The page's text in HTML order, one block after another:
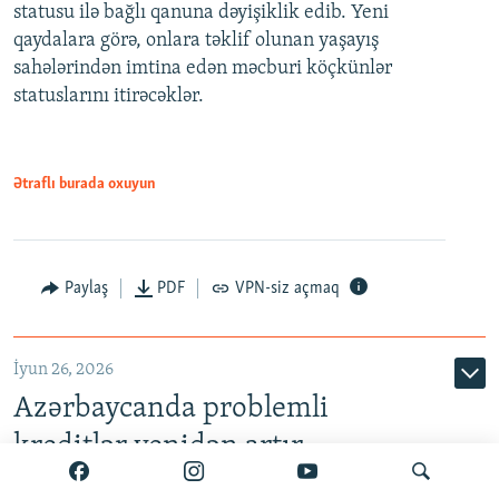
Auto 240p 360p 480p
720p 1080p
480p
720p
statusu ilə bağlı qanuna dəyişiklik edib. Yeni
qaydalara görə, onlara təklif olunan yaşayış
sahələrindən imtina edən məcburi köçkünlər
statuslarını itirəcəklər.
Ətraflı burada oxuyun
Paylaş PDF VPN-siz açmaq
İyun 26, 2026
Azərbaycanda problemli
kreditlər yenidən artır